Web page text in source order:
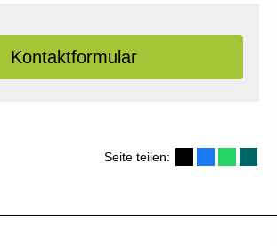
Kontaktformular
Seite teilen: